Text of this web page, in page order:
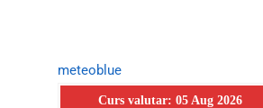
meteoblue
Curs valutar: 05 Aug 2026